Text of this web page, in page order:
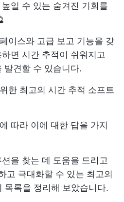
일 수 있는 숨겨진 기회를
이스와 고급 보고 기능을 갖
면 시간 추적이 쉬워지고
발견할 수 있습니다.
한 최고의 시간 추적 소프트
따라 이에 대한 답을 가지
을 찾는 데 도움을 드리고
고 극대화할 수 있는 최고의
목록을 정리해 보았습니다.